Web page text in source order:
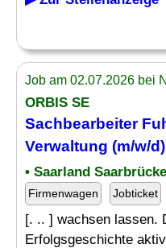
Job am 02.07.2026 bei
ORBIS SE
Sachbearbeiter
Verwaltung (m/w/d)
• Saarland
Firmenwagen Jobticket
[. .. ] wachsen lassen.
Erfolgsgeschichte